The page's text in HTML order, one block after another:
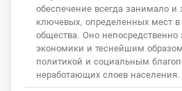
обеспечение всегда занимало и
ключевых, определенных мест в
общества. Оно непосредственно
экономики и теснейшим
политикой и социальным
неработающих слоев населения.